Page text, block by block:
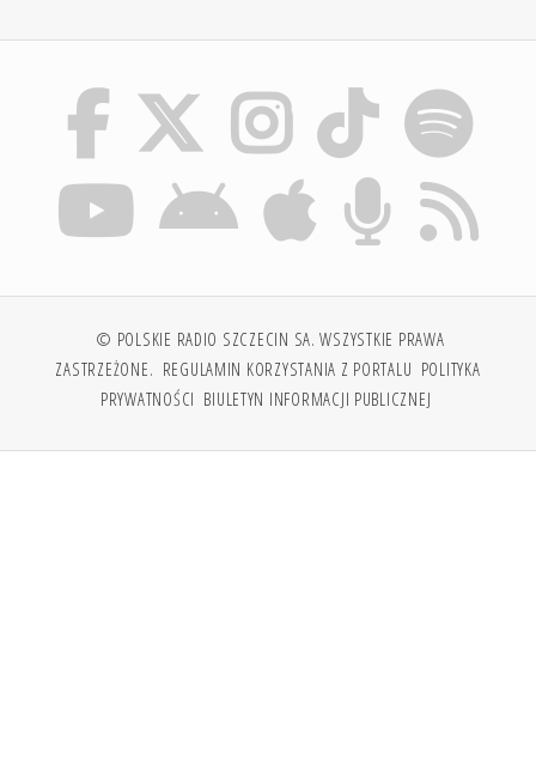
© POLSKIE RADIO SZCZECIN SA. WSZYSTKIE PRAWA
ZASTRZEŻONE. REGULAMIN KORZYSTANIA Z PORTALU POLITYKA
PRYWATNOŚCI BIULETYN INFORMACJI PUBLICZNEJ